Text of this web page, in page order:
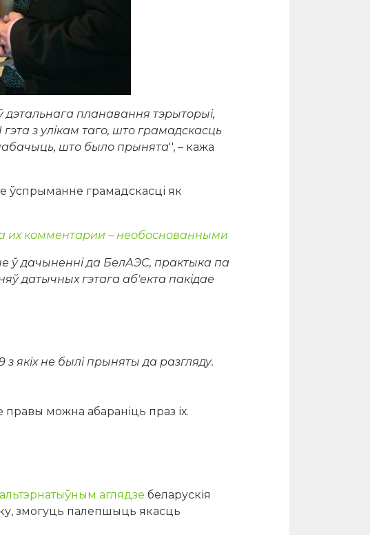
планавання тэрыторыі,
з улікам таго, што грамадскасць
што было прынята'', – кажа
ўспрыманне грамадскасці як
их комментарии – необоснованными
ў дачыненні да БелАЭС, практыка па
датычных гэтага аб'екта пакідае
якіх не былі прыняты да разгляду.
можна абараніць праз іх.
альтэрнатыўным аглядзе беларускія
змогуць палепшыць якасць